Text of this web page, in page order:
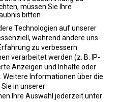
Burgenland &
Ausbildung oder
oder Physiomarkt
gekoppelt an eine sehr hohe
müssen Sie Ihre
bitten.
Technologien auf unserer
während andere uns
zu verbessern.
verarbeitet werden (z. B. IP-
Anzeigen und Inhalte oder
Weitere Informationen über die
in unserer
Ihre Auswahl jederzeit unter